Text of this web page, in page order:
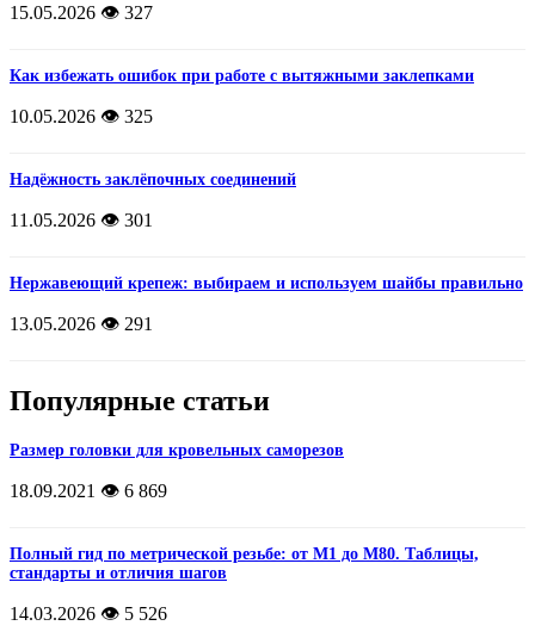
15.05.2026 👁️ 327
Как избежать ошибок при работе с вытяжными заклепками
10.05.2026 👁️ 325
Надёжность заклёпочных соединений
11.05.2026 👁️ 301
Нержавеющий крепеж: выбираем и используем шайбы правильно
13.05.2026 👁️ 291
Популярные статьи
Размер головки для кровельных саморезов
18.09.2021 👁️ 6 869
Полный гид по метрической резьбе: от М1 до М80. Таблицы,
стандарты и отличия шагов
14.03.2026 👁️ 5 526